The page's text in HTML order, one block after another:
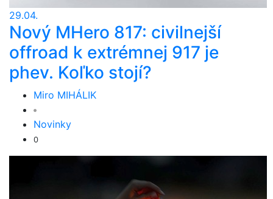
29.04.
Nový MHero 817: civilnejší
offroad k extrémnej 917 je
phev. Koľko stojí?
Miro MIHÁLIK
Novinky
0